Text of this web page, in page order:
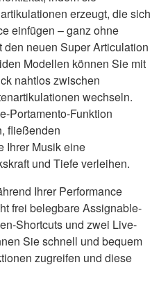
erzeugt, die sich
einfügen – ganz ohne
neuen Super Articulation
Modellen können Sie mit
nahtlos zwischen
wechseln.
Portamento-Funktion
fließenden
Ihrer Musik eine
und Tiefe verleihen.
Ihrer Performance
frei belegbare Assignable-
Shortcuts und zwei Live-
Sie schnell und bequem
zugreifen und diese